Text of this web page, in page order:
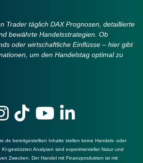
Trader täglich DAX Prognosen, detaillierte
bewährte Handelsstrategien. Ob
oder wirtschaftliche Einflüsse – hier gibt
um den Handelstag optimal zu
bereitgestellten Inhalte stellen keine Handels- oder
gestützten Analysen sind experimenteller Natur und
Zwecken. Der Handel mit Finanzprodukten ist mit